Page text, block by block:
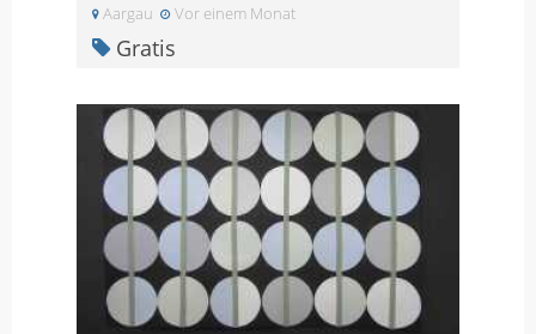
Aargau Vor einem Monat
Gratis